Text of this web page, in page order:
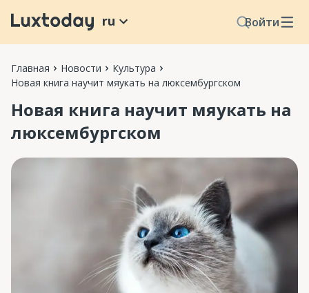
Войти
ru
Главная Новости
Культура
Новая книга научит мяукать на люксембургском
Новая книга научит мяукать на
люксембургском